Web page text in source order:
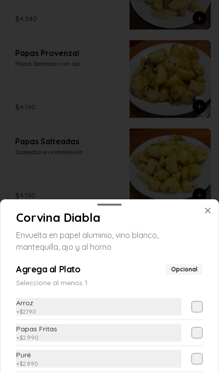
$4.590
Papas Provenzal
Papas Salteadas con ajo
$4.190
Papas Salteadas
Salteadas en mantequilla
$4.190
Pastelera de choclo
(Pasta de choclo con albahaca)
$5.990
VEGETARIANOS
(Mix Lechuga,Huevo duro, Tomatito
cherry, Palta, Queso cabra, Zapallitos
Corvina Diabla
Envuelta en papel aluminio, vino blanco,
mantequilla, ajo y al horno
Agrega al Plato Opcional
Seleccione al menos 1
Arroz
+$2.190
Papas Fritas
+$2.990
Puré
+$2.890